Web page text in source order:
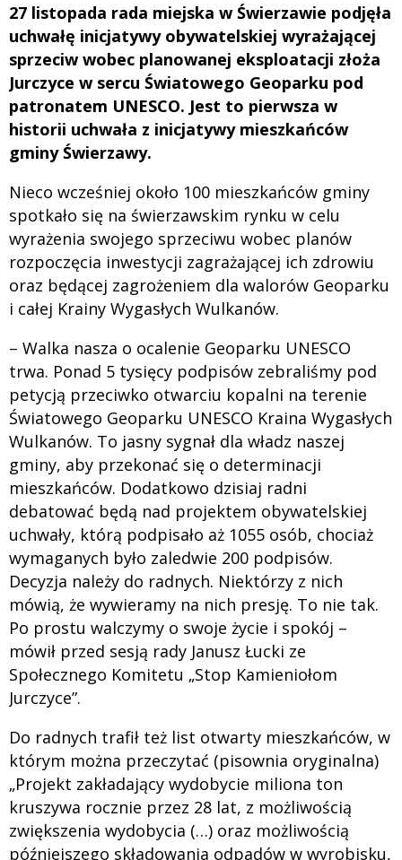
27 listopada rada miejska w Świerzawie podjęła
uchwałę inicjatywy obywatelskiej wyrażającej
sprzeciw wobec planowanej eksploatacji złoża
Jurczyce w sercu Światowego Geoparku pod
patronatem UNESCO. Jest to pierwsza w
historii uchwała z inicjatywy mieszkańców
gminy Świerzawy.
Nieco wcześniej około 100 mieszkańców gminy
spotkało się na świerzawskim rynku w celu
wyrażenia swojego sprzeciwu wobec planów
rozpoczęcia inwestycji zagrażającej ich zdrowiu
oraz będącej zagrożeniem dla walorów Geoparku
i całej Krainy Wygasłych Wulkanów.
– Walka nasza o ocalenie Geoparku UNESCO
trwa. Ponad 5 tysięcy podpisów zebraliśmy pod
petycją przeciwko otwarciu kopalni na terenie
Światowego Geoparku UNESCO Kraina Wygasłych
Wulkanów. To jasny sygnał dla władz naszej
gminy, aby przekonać się o determinacji
mieszkańców. Dodatkowo dzisiaj radni
debatować będą nad projektem obywatelskiej
uchwały, którą podpisało aż 1055 osób, chociaż
wymaganych było zaledwie 200 podpisów.
Decyzja należy do radnych. Niektórzy z nich
mówią, że wywieramy na nich presję. To nie tak.
Po prostu walczymy o swoje życie i spokój –
mówił przed sesją rady Janusz Łucki ze
Społecznego Komitetu „Stop Kamieniołom
Jurczyce”.
Do radnych trafił też list otwarty mieszkańców, w
którym można przeczytać (pisownia oryginalna)
„Projekt zakładający wydobycie miliona ton
kruszywa rocznie przez 28 lat, z możliwością
zwiększenia wydobycia (…) oraz możliwością
późniejszego składowania odpadów w wyrobisku,